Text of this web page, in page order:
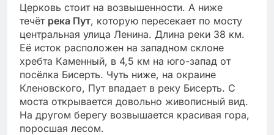
Церковь стоит на возвышенности. А ниже
течёт река Пут, которую пересекает по мосту
центральная улица Ленина. Длина реки 38 км.
Её исток расположен на западном склоне
хребта Каменный, в 4,5 км на юго-запад от
посёлка Бисерть. Чуть ниже, на окраине
Кленовского, Пут впадает в реку Бисерть. С
моста открывается довольно живописный вид.
На другом берегу возвышается красивая гора,
поросшая лесом.